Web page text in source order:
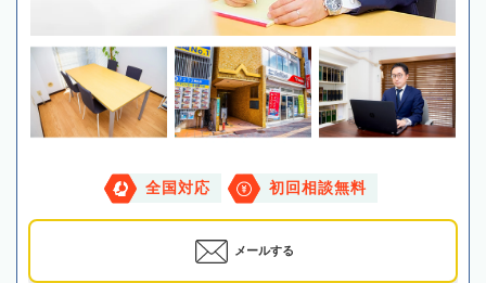
全国対応 初回相談無料
メールする